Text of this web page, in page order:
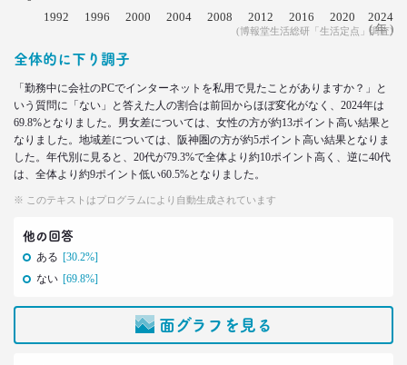
2021.07.06
40代おじさんはキス派？ラブレター派？ 二択から
見える意識
–日経クロストレンド 連載⑪–
生活総研 上席研究員/コピーライター
前沢 裕文
40代おじさんの生き様は「30点」？
精神科医による処方箋
–日経クロストレンド 連載⑩–
前沢 裕文
( 年 )
(博報堂生活総研「生活定点」調査)
1992 1996 2000 2004 2008 2012 2016 2020 2024
全体的に下り調子
「勤務中に会社のPCでインターネットを私用で見たことがありますか？」と
いう質問に「ない」と答えた人の割合は前回からほぼ変化がなく、2024年は
69.8%となりました。男女差については、女性の方が約13ポイント高い結果と
なりました。地域差については、阪神圏の方が約5ポイント高い結果となりま
した。年代別に見ると、20代が79.3%で全体より約10ポイント高く、逆に40代
は、全体より約9ポイント低い60.5%となりました。
※ このテキストはプログラムにより自動生成されています
他の回答
ある [30.2%]
ない [69.8%]
面グラフを見る